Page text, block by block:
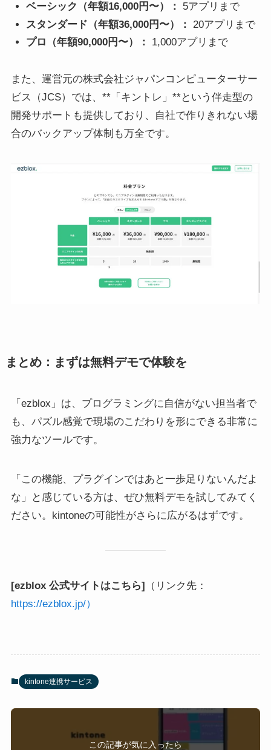
ベーシック（年額16,000円〜）：
5アプリまで
スタンダード（年額36,000円〜）：
20アプリまで
プロ（年額90,000円〜）：
1,000アプリまで
また、運営元の株式会社ジャパンコンピューターサー
ビス（JCS）では、**「キントレ」**という伴走型の
開発サポートも提供しており、自社で作りきれない場
合のバックアップ体制も万全です。
まとめ：まずは無料デモで体験を
「ezblox」は、プログラミングに自信がない担当者で
も、パズル感覚で現場のこだわりを形にできる非常に
強力なツールです。
「この機能、プラグインではあと一歩足りないんだよ
な」と感じている方は、ぜひ無料デモを試してみてく
ださい。kintoneの可能性がさらに広がるはずです。
[ezblox 公式サイトはこちら] （リンク先：
https://ezblox.jp/）
kintone連携サービス
この記事が気に入ったら